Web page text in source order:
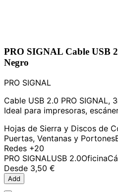
PRO SIGNAL Cable USB
Negro
PRO SIGNAL
Cable USB 2.0 PRO SIGNAL,
Ideal para impresoras,
Hojas de Sierra y Discos de
Puertas, Ventanas y Portones
Redes +20
PRO SIGNALUSB 2.0Oficina
Desde 3,50 €
Add